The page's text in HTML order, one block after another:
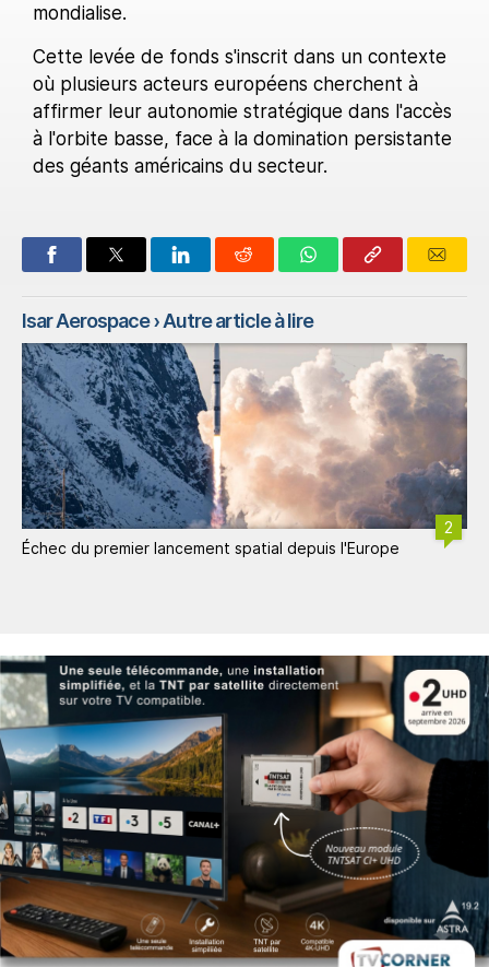
mondialise.
Cette levée de fonds s'inscrit dans un contexte
où plusieurs acteurs européens cherchent à
affirmer leur autonomie stratégique dans l'accès
à l'orbite basse, face à la domination persistante
des géants américains du secteur.
Isar Aerospace› Autre article à lire
2
Échec du premier lancement spatial depuis l'Europe